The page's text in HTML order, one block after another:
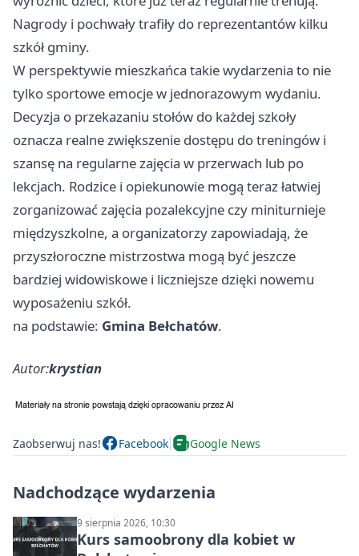
Nagrody i pochwały trafiły do reprezentantów kilku
szkół gminy.
W perspektywie mieszkańca takie wydarzenia to nie
tylko sportowe emocje w jednorazowym wydaniu.
Decyzja o przekazaniu stołów do każdej szkoły
oznacza realne zwiększenie dostępu do treningów i
szansę na regularne zajęcia w przerwach lub po
lekcjach. Rodzice i opiekunowie mogą teraz łatwiej
zorganizować zajęcia pozalekcyjne czy miniturnieje
międzyszkolne, a organizatorzy zapowiadają, że
przyszłoroczne mistrzostwa mogą być jeszcze
bardziej widowiskowe i liczniejsze dzięki nowemu
wyposażeniu szkół.
na podstawie: Gmina Bełchatów.
Autor:krystian
Zaobserwuj nas! Facebook Google News
Nadchodzące wydarzenia
9 sierpnia 2026, 10:30
Kurs samoobrony dla kobiet w